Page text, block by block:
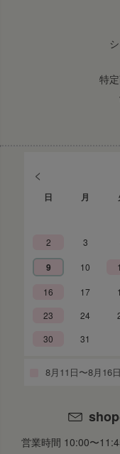
特
<
日 月
2
3
9 10
16 17
23
24
30
31
8月11日〜8月16
営業時間 10:00〜